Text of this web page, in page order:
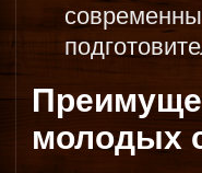
молодых